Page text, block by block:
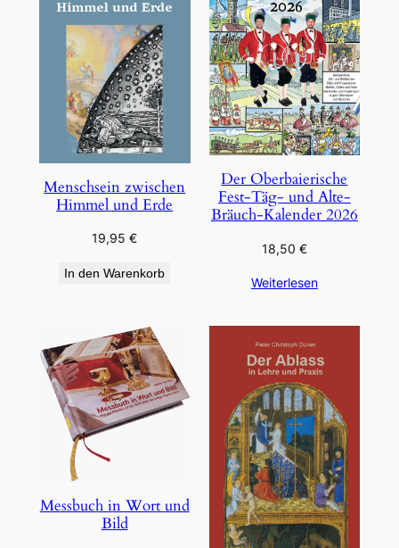
Menschsein zwischen
Himmel und Erde
19,95€
In den Warenkorb
Der Oberbaierische
Fest-Täg- und Alte-
Bräuch-Kalender 2026
18,50 €
Weiterlesen
Messbuch in Wort und
Bild